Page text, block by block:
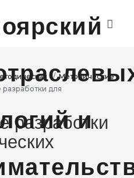
Методические
для
разработки